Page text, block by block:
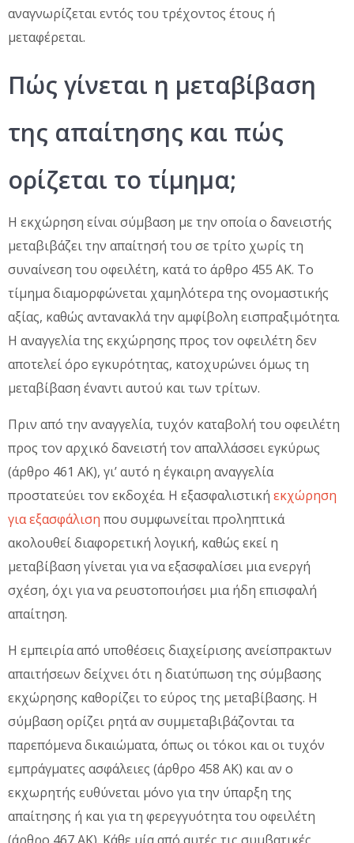
αναγνωρίζεται εντός του τρέχοντος έτους ή
μεταφέρεται.
Πώς γίνεται η μεταβίβαση
της απαίτησης και πώς
ορίζεται το τίμημα;
Η εκχώρηση είναι σύμβαση με την οποία ο δανειστής
μεταβιβάζει την απαίτησή του σε τρίτο χωρίς τη
συναίνεση του οφειλέτη, κατά το άρθρο 455 ΑΚ. Το
τίμημα διαμορφώνεται χαμηλότερα της ονομαστικής
αξίας, καθώς αντανακλά την αμφίβολη εισπραξιμότητα.
Η αναγγελία της εκχώρησης προς τον οφειλέτη δεν
αποτελεί όρο εγκυρότητας, κατοχυρώνει όμως τη
μεταβίβαση έναντι αυτού και των τρίτων.
Πριν από την αναγγελία, τυχόν καταβολή του οφειλέτη
προς τον αρχικό δανειστή τον απαλλάσσει εγκύρως
(άρθρο 461 ΑΚ), γι’ αυτό η έγκαιρη αναγγελία
προστατεύει τον εκδοχέα. Η εξασφαλιστική εκχώρηση
για εξασφάλιση που συμφωνείται προληπτικά
ακολουθεί διαφορετική λογική, καθώς εκεί η
μεταβίβαση γίνεται για να εξασφαλίσει μια ενεργή
σχέση, όχι για να ρευστοποιήσει μια ήδη επισφαλή
απαίτηση.
Η εμπειρία από υποθέσεις διαχείρισης ανείσπρακτων
απαιτήσεων δείχνει ότι η διατύπωση της σύμβασης
εκχώρησης καθορίζει το εύρος της μεταβίβασης. Η
σύμβαση ορίζει ρητά αν συμμεταβιβάζονται τα
παρεπόμενα δικαιώματα, όπως οι τόκοι και οι τυχόν
εμπράγματες ασφάλειες (άρθρο 458 ΑΚ) και αν ο
εκχωρητής ευθύνεται μόνο για την ύπαρξη της
απαίτησης ή και για τη φερεγγυότητα του οφειλέτη